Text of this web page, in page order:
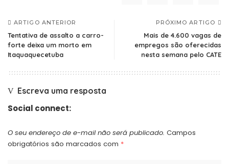
ARTIGO ANTERIOR
Tentativa de assalto a carro-
forte deixa um morto em
Itaquaquecetuba
PRÓXIMO ARTIGO
Mais de 4.600 vagas de
empregos são oferecidas
nesta semana pelo CATE
Escreva uma resposta
Social connect:
O seu endereço de e-mail não será publicado. Campos
obrigatórios são marcados com *